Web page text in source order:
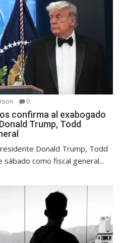
0
confirma al exabogado
Trump, Todd
Donald Trump, Todd
como fiscal general...